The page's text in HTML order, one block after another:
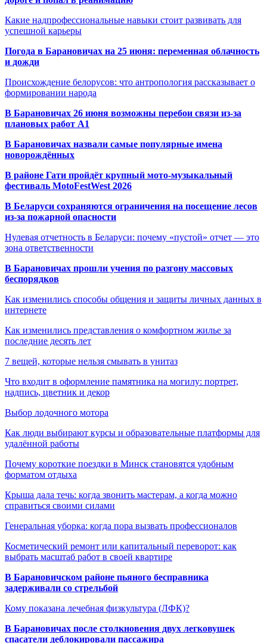
Какие надпрофессиональные навыки стоит развивать для
успешной карьеры
Погода в Барановичах на 25 июня: переменная облачность
и дожди
Происхождение белорусов: что антропология рассказывает о
формировании народа
В Барановичах 26 июня возможны перебои связи из-за
плановых работ A1
В Барановичах назвали самые популярные имена
новорождённых
В районе Гати пройдёт крупный мото-музыкальный
фестиваль MotoFestWest 2026
В Беларуси сохраняются ограничения на посещение лесов
из-за пожарной опасности
Нулевая отчетность в Беларуси: почему «пустой» отчет — это
зона ответственности
В Барановичах прошли учения по разгону массовых
беспорядков
Как изменились способы общения и защиты личных данных в
интернете
Как изменились представления о комфортном жилье за
последние десять лет
7 вещей, которые нельзя смывать в унитаз
Что входит в оформление памятника на могилу: портрет,
надпись, цветник и декор
Выбор лодочного мотора
Как люди выбирают курсы и образовательные платформы для
удалённой работы
Почему короткие поездки в Минск становятся удобным
форматом отдыха
Крыша дала течь: когда звонить мастерам, а когда можно
справиться своими силами
Генеральная уборка: когда пора вызвать профессионалов
Косметический ремонт или капитальный переворот: как
выбрать масштаб работ в своей квартире
В Барановичском районе пьяного бесправника
задерживали со стрельбой
Кому показана лечебная физкультура (ЛФК)?
В Барановичах после столкновения двух легковушек
спасатели деблокировали пассажира